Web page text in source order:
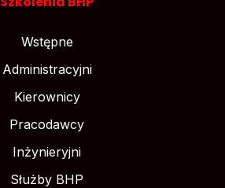
Wstępne
Administracyjni
Kierownicy
Pracodawcy
Inżynieryjni
Służby BHP